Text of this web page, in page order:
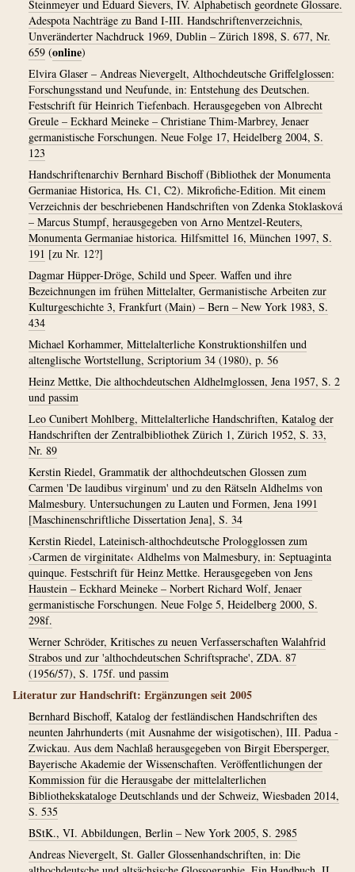
Steinmeyer und Eduard Sievers, IV. Alphabetisch geordnete Glossare.
Adespota Nachträge zu Band I-III. Handschriftenverzeichnis,
Unveränderter Nachdruck 1969, Dublin – Zürich 1898, S. 677, Nr.
659 (online)
Elvira Glaser – Andreas Nievergelt, Althochdeutsche Griffelglossen:
Forschungsstand und Neufunde, in: Entstehung des Deutschen.
Festschrift für Heinrich Tiefenbach. Herausgegeben von Albrecht
Greule – Eckhard Meineke – Christiane Thim-Marbrey, Jenaer
germanistische Forschungen. Neue Folge 17, Heidelberg 2004, S.
123
Handschriftenarchiv Bernhard Bischoff (Bibliothek der Monumenta
Germaniae Historica, Hs. C1, C2). Mikrofiche-Edition. Mit einem
Verzeichnis der beschriebenen Handschriften von Zdenka Stoklasková
– Marcus Stumpf, herausgegeben von Arno Mentzel-Reuters,
Monumenta Germaniae historica. Hilfsmittel 16, München 1997, S.
191 [zu Nr. 12?]
Dagmar Hüpper-Dröge, Schild und Speer. Waffen und ihre
Bezeichnungen im frühen Mittelalter, Germanistische Arbeiten zur
Kulturgeschichte 3, Frankfurt (Main) – Bern – New York 1983, S.
434
Michael Korhammer, Mittelalterliche Konstruktionshilfen und
altenglische Wortstellung, Scriptorium 34 (1980), p. 56
Heinz Mettke, Die althochdeutschen Aldhelmglossen, Jena 1957, S. 2
und passim
Leo Cunibert Mohlberg, Mittelalterliche Handschriften, Katalog der
Handschriften der Zentralbibliothek Zürich 1, Zürich 1952, S. 33,
Nr. 89
Kerstin Riedel, Grammatik der althochdeutschen Glossen zum
Carmen 'De laudibus virginum' und zu den Rätseln Aldhelms von
Malmesbury. Untersuchungen zu Lauten und Formen, Jena 1991
[Maschinenschriftliche Dissertation Jena], S. 34
Kerstin Riedel, Lateinisch-althochdeutsche Prologglossen zum
›Carmen de virginitate‹ Aldhelms von Malmesbury, in: Septuaginta
quinque. Festschrift für Heinz Mettke. Herausgegeben von Jens
Haustein – Eckhard Meineke – Norbert Richard Wolf, Jenaer
germanistische Forschungen. Neue Folge 5, Heidelberg 2000, S.
298f.
Werner Schröder, Kritisches zu neuen Verfasserschaften Walahfrid
Strabos und zur 'althochdeutschen Schriftsprache', ZDA. 87
(1956/57), S. 175f. und passim
Literatur zur Handschrift: Ergänzungen seit 2005
Bernhard Bischoff, Katalog der festländischen Handschriften des
neunten Jahrhunderts (mit Ausnahme der wisigotischen), III. Padua -
Zwickau. Aus dem Nachlaß herausgegeben von Birgit Ebersperger,
Bayerische Akademie der Wissenschaften. Veröffentlichungen der
Kommission für die Herausgabe der mittelalterlichen
Bibliothekskataloge Deutschlands und der Schweiz, Wiesbaden 2014,
S. 535
BStK., VI. Abbildungen, Berlin – New York 2005, S. 2985
Andreas Nievergelt, St. Galler Glossenhandschriften, in: Die